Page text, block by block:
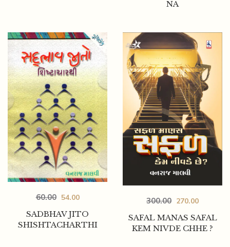
NA
SADBHAV JITO
SHISHTACHARTHI
60.00 54.00
SAFAL MANAS SAFAL
KEM NIVDE CHHE ?
300.00 270.00